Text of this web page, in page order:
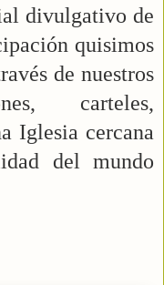
divulgativo de
quisimos
de nuestros
carteles,
Iglesia cercana
del mundo